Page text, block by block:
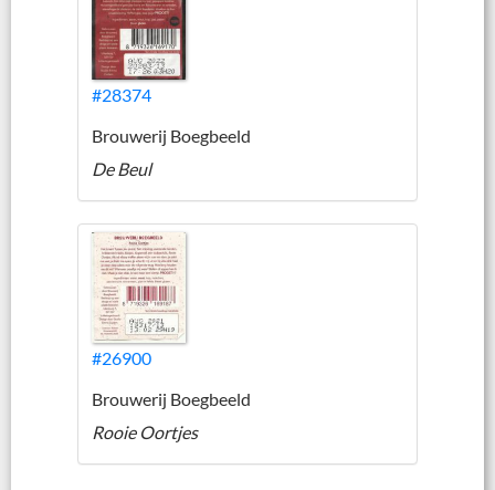
#28374
Brouwerij Boegbeeld
De Beul
#26900
Brouwerij Boegbeeld
Rooie Oortjes